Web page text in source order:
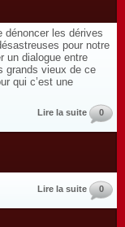
dénoncer les dérives
pour notre
un dialogue entre
grands vieux de ce
qui c’est une
Lire la suite 0
Lire la suite 0